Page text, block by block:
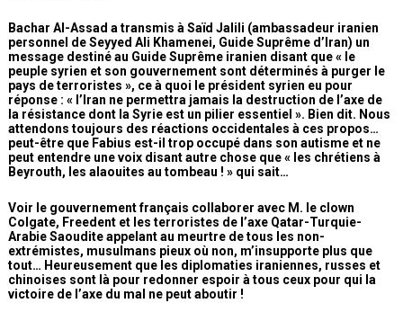
Bachar Al-Assad a transmis à Saïd Jalili (ambassadeur iranien
personnel de Seyyed Ali Khamenei, Guide Suprême d’Iran) un
message destiné au Guide Suprême iranien disant que « le
peuple syrien et son gouvernement sont déterminés à purger le
pays de terroristes », ce à quoi le président syrien eu pour
réponse : « l’Iran ne permettra jamais la destruction de l’axe de
la résistance dont la Syrie est un pilier essentiel ». Bien dit. Nous
attendons toujours des réactions occidentales à ces propos…
peut-être que Fabius est-il trop occupé dans son autisme et ne
peut entendre une voix disant autre chose que « les chrétiens à
Beyrouth, les alaouites au tombeau ! » qui sait…
Voir le gouvernement français collaborer avec M. le clown
Colgate, Freedent et les terroristes de l’axe Qatar-Turquie-
Arabie Saoudite appelant au meurtre de tous les non-
extrémistes, musulmans pieux où non, m’insupporte plus que
tout… Heureusement que les diplomaties iraniennes, russes et
chinoises sont là pour redonner espoir à tous ceux pour qui la
victoire de l’axe du mal ne peut aboutir !